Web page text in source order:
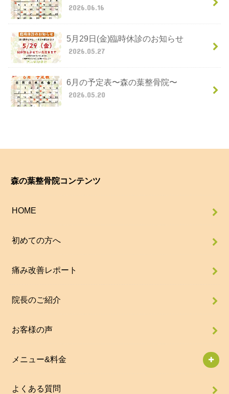
2026.06.16
5月29日(金)臨時休診のお知らせ
2026.05.27
6月の予定表〜森の葉整骨院〜
2026.05.20
森の葉整骨院コンテンツ
HOME
初めての方へ
痛み改善レポート
院長のご紹介
お客様の声
メニュー&料金
よくある質問